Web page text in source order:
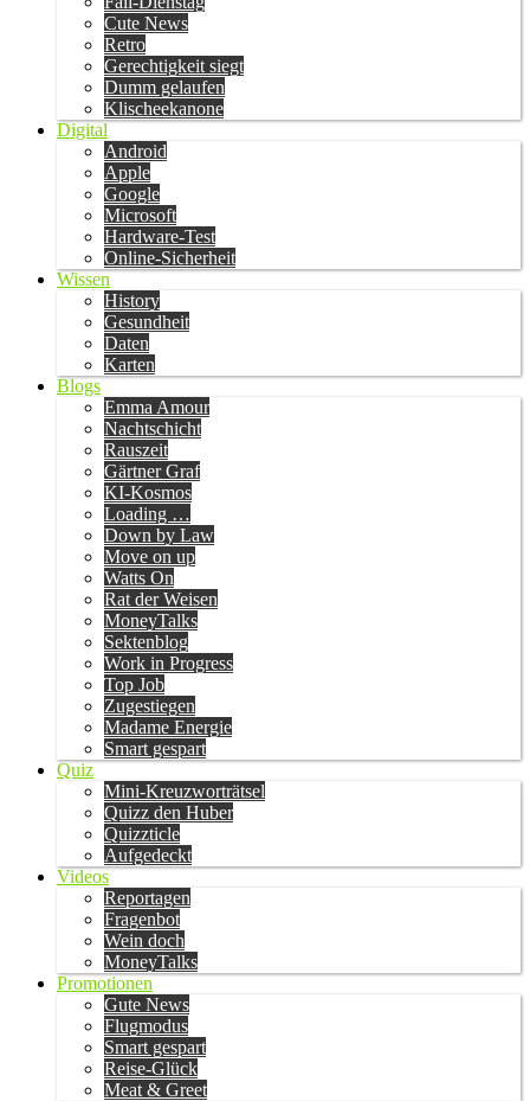
Cute News
Retro
Gerechtigkeit siegt
Dumm gelaufen
Klischeekanone
Digital
Android
Apple
Google
Microsoft
Hardware-Test
Online-Sicherheit
Wissen
History
Gesundheit
Daten
Karten
Blogs
Emma Amour
Nachtschicht
Rauszeit
Gärtner Graf
KI-Kosmos
Loading …
Down by Law
Move on up
Watts On
Rat der Weisen
MoneyTalks
Sektenblog
Work in Progress
Top Job
Zugestiegen
Madame Energie
Smart gespart
Quiz
Mini-Kreuzworträtsel
Quizz den Huber
Quizzticle
Aufgedeckt
Videos
Reportagen
Fragenbot
Wein doch
MoneyTalks
Promotionen
Gute News
Flugmodus
Smart gespart
Reise-Glück
Meat & Greet